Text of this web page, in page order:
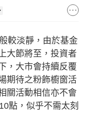
淡靜，由於基金
大節將至，投資者
，大市會持續反覆
期待之粉飾櫥窗活
關活動相信亦不會
點，似乎不需太刻